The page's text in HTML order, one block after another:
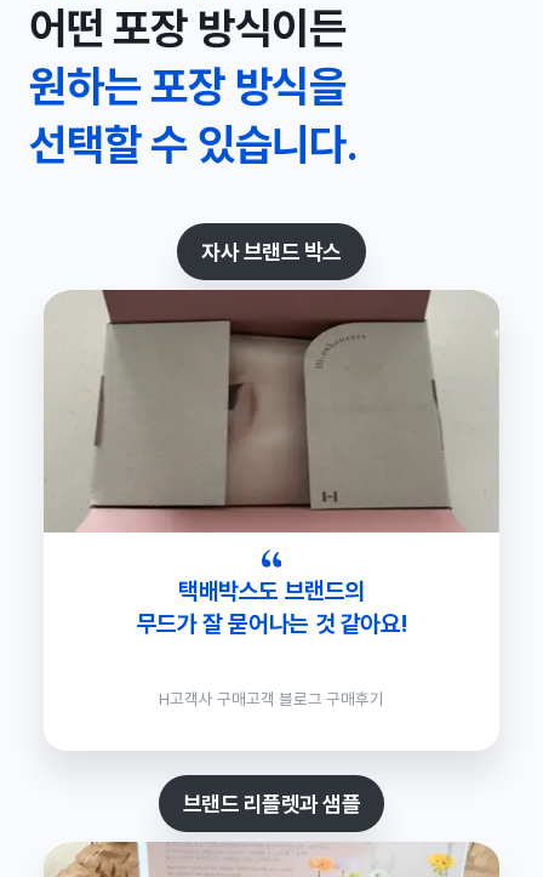
어떤 포장 방식이든
원하는 포장 방식을
선택할 수 있습니다.
자사 브랜드 박스
택배박스도 브랜드의
무드가 잘 묻어나는 것 같아요!
H고객사 구매고객 블로그 구매후기
브랜드 리플렛과 샘플